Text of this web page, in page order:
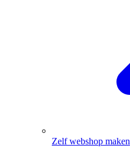
Zelf webshop maken